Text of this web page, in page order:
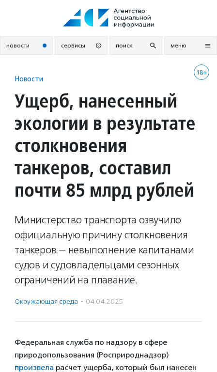
новости сервисы поиск меню
18+
Новости
Ущерб, нанесенный
экологии в результате
столкновения
танкеров, составил
почти 85 млрд рублей
Министерство транспорта озвучило
официальную причину столкновения
танкеров — невыполнение капитанами
судов и судовладельцами сезонных
ограничений на плавание.
Окружающая среда · 04.04.2025
Федеральная служба по надзору в сфере
природопользования (Росприроднадзор)
произвела расчет ущерба, который был нанесен